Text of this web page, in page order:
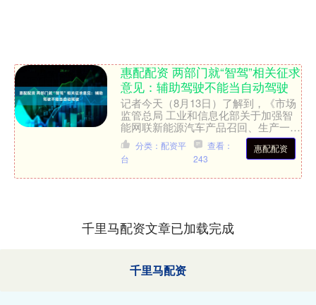
惠配配资 两部门就“智驾”相关征求
意见：辅助驾驶不能当自动驾驶
记者今天（8月13日）了解到，《市场
监管总局 工业和信息化部关于加强智
能网联新能源汽车产品召回、生产一致
性监督管理与规范宣传的通知（征求意
见稿）》，向社会公开征....
惠配配资
分类：配资平
台
查看：
243
千里马配资文章已加载完成
千里马配资